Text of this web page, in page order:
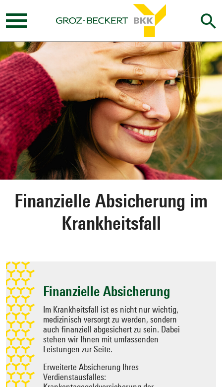
Mobil
öffnen
search
Finanzielle Absicherung im
Krankheitsfall
auswählen
Finanzielle Absicherung
Im Krankheitsfall ist es nicht nur wichtig,
medizinisch versorgt zu werden, sondern
auch finanziell abgesichert zu sein. Dabei
stehen wir Ihnen mit umfassenden
Leistungen zur Seite.
Erweiterte Absicherung Ihres
Verdienstausfalles: